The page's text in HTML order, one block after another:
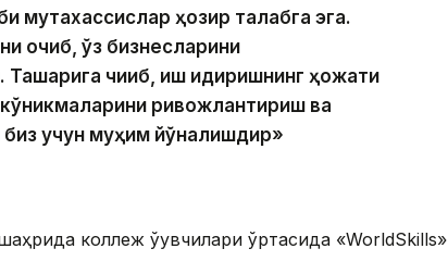
мутахассислар ҳозир талабга эга.
очиб, ўз бизнесларини
чиқиб, иш қидиришнинг ҳожати
ривожлантириш ва
учун муҳим йўналишдир»
коллеж ўқувчилари ўртасида «WorldSkills»